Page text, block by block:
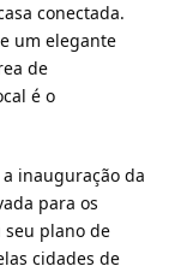
conectada.
um elegante
de
é o
inauguração da
para os
seu plano de
cidades de